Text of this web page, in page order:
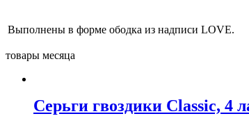
Выполнены в форме ободка из надписи LOVE.
товары месяца
Серьги гвоздики Classic, 4